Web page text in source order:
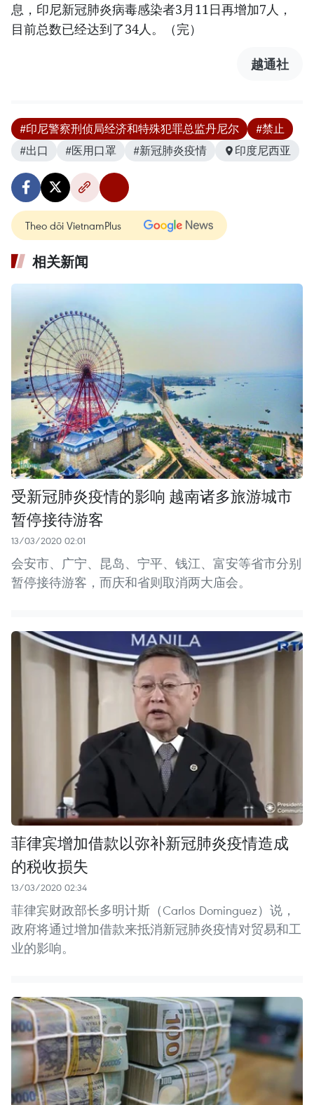
息，印尼新冠肺炎病毒感染者3月11日再增加7人，
目前总数已经达到了34人。（完）
越通社
#印尼警察刑侦局经济和特殊犯罪总监丹尼尔
#禁止
#出口
#医用口罩 #新冠肺炎疫情 印度尼西亚
Theo dõi VietnamPlus
相关新闻
受新冠肺炎疫情的影响 越南诸多旅游城市
暂停接待游客
13/03/2020 02:01
会安市、广宁、昆岛、宁平、钱江、富安等省市分别
暂停接待游客，而庆和省则取消两大庙会。
菲律宾增加借款以弥补新冠肺炎疫情造成
的税收损失
13/03/2020 02:34
菲律宾财政部长多明计斯（Carlos Dominguez）说，
政府将通过增加借款来抵消新冠肺炎疫情对贸易和工
业的影响。